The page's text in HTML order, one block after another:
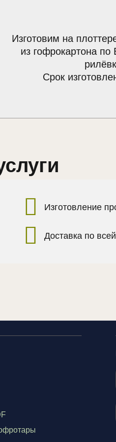
Изготовим на
из гофрокартона
Срок
Изготовление
Доставка по